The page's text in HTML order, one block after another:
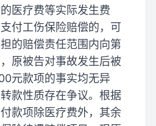
医疗费等实际发生费
付工伤保险赔偿的，可
的赔偿责任范围内向第
原被告对事故发生后被
元款项的事实均无异
款性质存在争议。根据
款项除医疗费外，其余